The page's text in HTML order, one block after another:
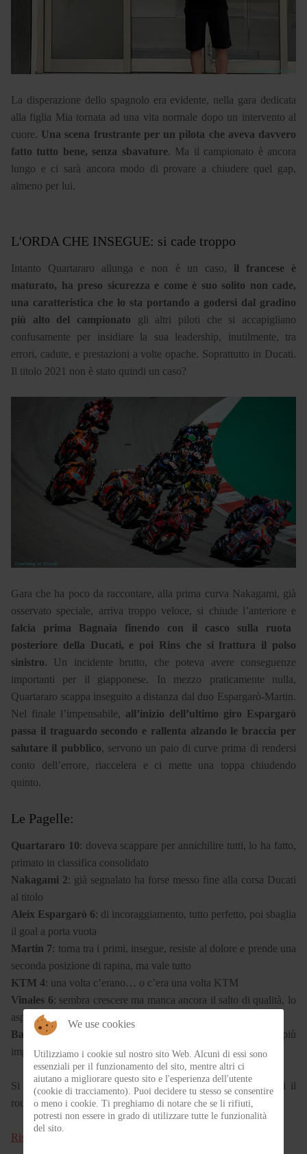
La disperazione dello spagnolo era evidente, nella gara dedicata
alla figlia Mia tornata ad una vita normale dopo un intervento al
cuore. Una scena frustrante per un pilota che aveva davvero
fatto tutto bene, senza sbavature. Ma il campionato è ancora
lungo e ci sarà ancora modo di provare a chiudere quel gap,
almeno per lui.
L'ORDA CHE INSEGUE: si cade troppo
Intanto Quartararo allunga e non è un caso, il francese è
maturato, ha preso sicurezza e come è suo solito non cade,
una caratteristica che lo sta portando a godersi dal gradino
più alto del campionato gli altri piloti che si accapigliano
confusamente per insidiare la sua leadership, inutilmente, tra
errori, cadute, e prestazioni a volte opache. Soprattutto in Ducati.
Il titolo 2021 non è stato quindi un caso?
Gara che ha poco da raccontare, alla prima curva Nakagami, già
osservato speciale, arriva troppo veloce, si chiude l’anteriore e
falcia prima Bagnaia finendo con il casco sulla ruota
posteriore della Ducati, e poi Rins che si frattura il polso
sinistro. Un incidente brutto, che poteva avere conseguenze
importanti per il giapponese. In mezzo praticamente nulla,
Quartararo scappa inseguito a distanza dal duo Espargarò-Martin.
Nel finale l’impensabile, all’inizio dell’ultimo giro Espargarò
passa il traguardo secondo e rallenta alzando le braccia per
salutare il pubblico, servono un paio di curve prima di rendersi
conto dell’errore, riaccelera e ci mette una toppa chiudendo
quinto.
Le Pagelle:
Quartararo 10: doveva scappare per annichilire tutti, lo ha fatto,
primato in classifica consolidato
Nakagami 2: già segnalato ha forse messo fine alla corsa Ducati
al titolo
Aleix Espargarò 6: di incoraggiamento, tutto perfetto, poi sbaglia
il goal a porta vuota
Martin 7: torna tra i primi, insegue, resiste al dolore e prende una
seconda posizione di rapina, ma vale tutto
KTM 4: una volta c’erano… o c’era una volta KTM
Vinales 6: sembra crescere ma manca ancora il salto di qualità, lo
aspettiamo
Bastianini 5
: altro errore, fare i giri da superman si può, ma è più
importante finire le gare, Quartararo docet
Si chiude, due settimane di pausa, giusto il tempo di godersi il
round di Misano della Superbike.
Risultati e classifiche
We use cookies
Utilizziamo i cookie sul nostro sito Web. Alcuni di essi sono
essenziali per il funzionamento del sito, mentre altri ci
aiutano a migliorare questo sito e l'esperienza dell'utente
(cookie di tracciamento). Puoi decidere tu stesso se consentire
o meno i cookie. Ti preghiamo di notare che se li rifiuti,
potresti non essere in grado di utilizzare tutte le funzionalità
del sito.